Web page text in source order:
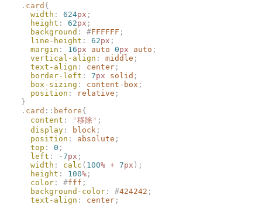
. card
  width
: 624px
  height
: 62px
  background
: #FFFFFF
  line-height
: 62px
  margin
: 16px auto 0px auto
  vertical-align
: middle
  text-align
: center
  border-left
: 7px solid
  box-sizing
: content-box
  position
: relative
. card :: before
  content
: "移除"
  display
: block
  position
: absolute
  top
: 0
  left
: -7px
  width
: calc ( 100% + 7px
  height
: 100%
  color
: #fff
  background-color
: #424242
  text-align
: center